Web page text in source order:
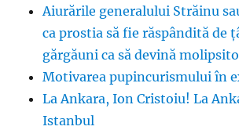
Aiurările generalului Străinu
ca prostia să fie răspândită de
gărgăuni ca să devină
Motivarea pupincurismului în
La Ankara, Ion Cristoiu! La
Istanbul